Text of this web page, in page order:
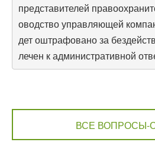
представителей
оводство управляющей
дет оштрафовано за
лечен к административной
ВСЕ ВОПРОСЫ-